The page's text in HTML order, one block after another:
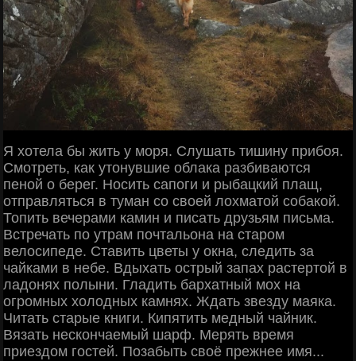
Я хотела бы жить у моря. Слушать тишину прибоя.
Смотреть, как утонувшие облака разбиваются
пеной о берег. Носить сапоги и рыбацкий плащ,
отправляться в туман со своей лохматой собакой.
Топить вечерами камин и писать друзьям письма.
Встречать по утрам почтальона на старом
велосипеде. Ставить цветы у окна, следить за
чайками в небе. Вдыхать острый запах растертой в
ладонях полыни. Гладить бархатный мох на
огромных холодных камнях. Ждать звезду маяка.
Читать старые книги. Кипятить медный чайник.
Вязать нескончаемый шарф. Мерять время
приездом гостей. Позабыть своё прежнее имя...